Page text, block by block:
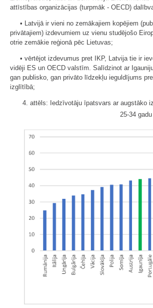
attīstības organizācijas (turpmāk - OECD)
• Latvijā ir vieni no zemākajiem kopējiem
privātajiem) izdevumiem uz vienu studējošo
otrie zemākie reģionā pēc Lietuvas;
• vērtējot izdevumus pret IKP, Latvija tie ir
vidēji ES un OECD valstīm. Salīdzinot ar
gan publisko, gan privāto līdzekļu ieguldījums
izglītībā;
4. attēls: Iedzīvotāju īpatsvars ar augstāko
25-34